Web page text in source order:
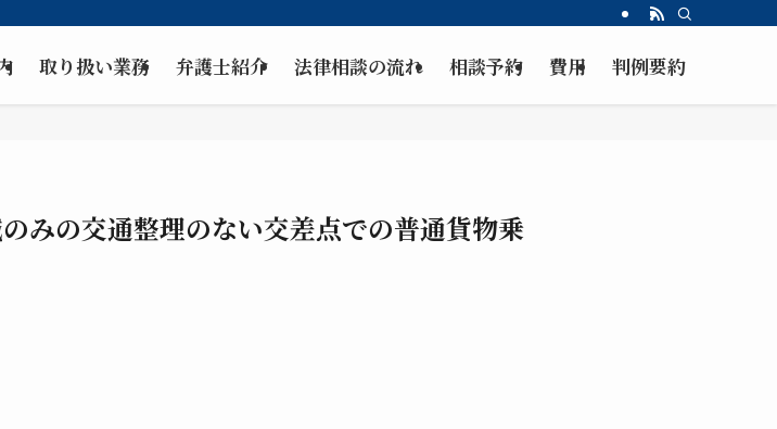
取り扱い業務 弁護士紹介 法律相談の流れ 相談予約 費用 判例要約
みの交通整理のない交差点での普通貨物乗